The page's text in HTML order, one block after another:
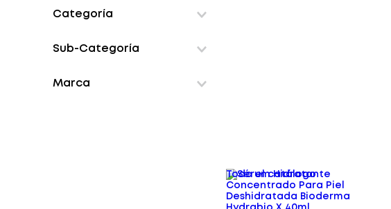
Categoría
Sub-Categoría
humectantes
Marca
Todo el catálogo